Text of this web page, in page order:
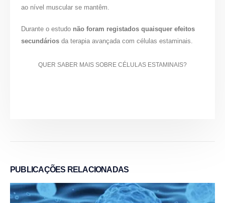
ao nível muscular se mantêm.
Durante o estudo não foram registados quaisquer efeitos
secundários da terapia avançada com células estaminais.
QUER SABER MAIS SOBRE CÉLULAS ESTAMINAIS?
PUBLICAÇÕES RELACIONADAS